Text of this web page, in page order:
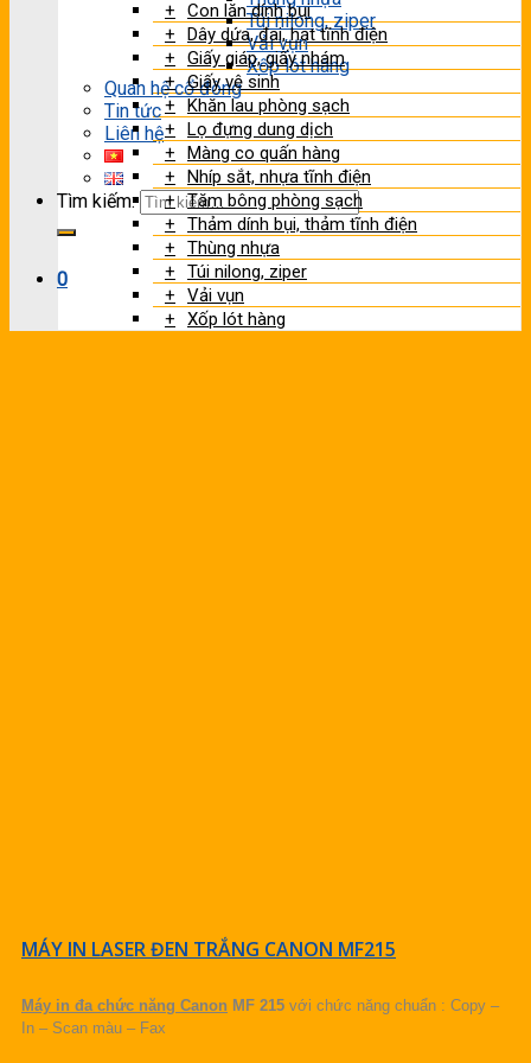
Túi nilong, ziper
Vải vụn
Xốp lót hàng
Quan hệ cổ đông
Tin tức
Liên hệ
Tìm kiếm:
0
Con lăn dính bụi
Dây dứa, đai, hạt tĩnh điện
Giấy giáp, giấy nhám
Giấy vệ sinh
Khăn lau phòng sạch
Lọ đựng dung dịch
Màng co quấn hàng
Nhíp sắt, nhựa tĩnh điện
Tăm bông phòng sạch
Thảm dính bụi, thảm tĩnh điện
Thùng nhựa
Túi nilong, ziper
Vải vụn
Xốp lót hàng
MÁY IN LASER ĐEN TRẮNG CANON MF215
Máy in đa chức năng Canon MF 215 với chức năng chuẩn : Copy –
In – Scan màu – Fax